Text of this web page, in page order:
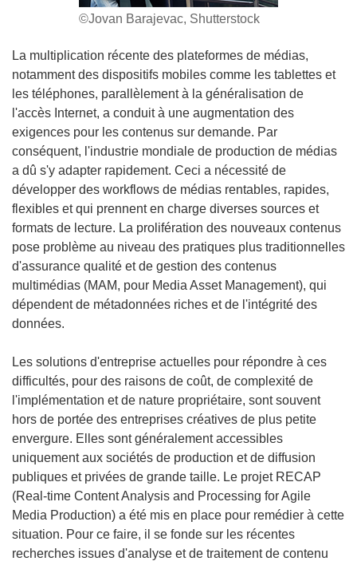
©Jovan Barajevac, Shutterstock
La multiplication récente des plateformes de médias,
notamment des dispositifs mobiles comme les tablettes et
les téléphones, parallèlement à la généralisation de
l'accès Internet, a conduit à une augmentation des
exigences pour les contenus sur demande. Par
conséquent, l'industrie mondiale de production de médias
a dû s'y adapter rapidement. Ceci a nécessité de
développer des workflows de médias rentables, rapides,
flexibles et qui prennent en charge diverses sources et
formats de lecture. La prolifération des nouveaux contenus
pose problème au niveau des pratiques plus traditionnelles
d'assurance qualité et de gestion des contenus
multimédias (MAM, pour Media Asset Management), qui
dépendent de métadonnées riches et de l'intégrité des
données.
Les solutions d'entreprise actuelles pour répondre à ces
difficultés, pour des raisons de coût, de complexité de
l'implémentation et de nature propriétaire, sont souvent
hors de portée des entreprises créatives de plus petite
envergure. Elles sont généralement accessibles
uniquement aux sociétés de production et de diffusion
publiques et privées de grande taille. Le projet RECAP
(Real-time Content Analysis and Processing for Agile
Media Production) a été mis en place pour remédier à cette
situation. Pour ce faire, il se fonde sur les récentes
recherches issues d'analyse et de traitement de contenu